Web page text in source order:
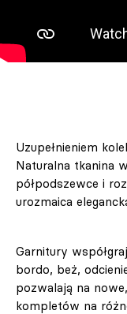
Uzupełnieniem
Naturalna tkanina
półpodszewce i
urozmaica
Garnitury
bordo, beż,
pozwalają na
kompletów na